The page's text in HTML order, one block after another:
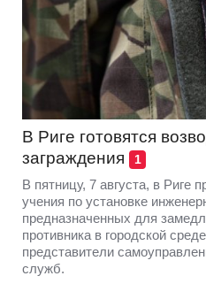
В Риге готовятся
заграждения
1
В пятницу, 7 августа, в Риге
учения по установке
предназначенных для
противника в городской
представители
служб.